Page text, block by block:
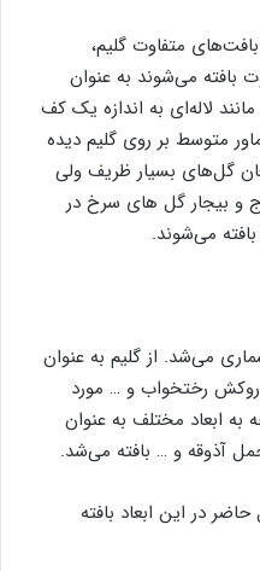
متفاوت گلیم،
بافته می‌شوند به عنوان
لاله‌ای به اندازه یک کف
متوسط بر روی گلیم دیده
گل‌های بسیار ظریف ولی
و بیجار گل های سرخ در
می‌شوند.
می‌شد. از گلیم به عنوان
روکش رختخواب و … مورد
به ابعاد مختلف به عنوان
آذوقه و … بافته می‌شد.
در این ابعاد بافته